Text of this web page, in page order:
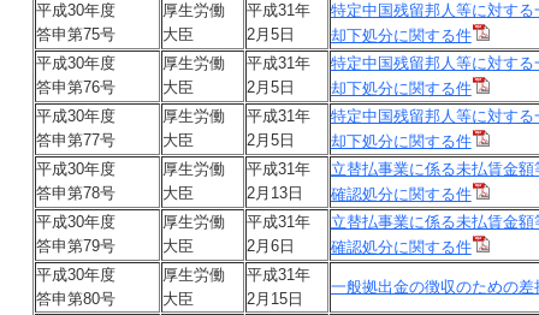
平成30年度
答申第75号
厚生労働
大臣
平成31年
2月5日
特定中国残留邦人等に対す
却下処分に関する件
平成30年度
答申第76号
厚生労働
大臣
平成31年
2月5日
特定中国残留邦人等に対す
却下処分に関する件
平成30年度
答申第77号
厚生労働
大臣
平成31年
2月5日
特定中国残留邦人等に対す
却下処分に関する件
平成30年度
答申第78号
厚生労働
大臣
平成31年
2月13日
立替払事業に係る未払賃金額
確認処分に関する件
平成30年度
答申第79号
厚生労働
大臣
平成31年
2月6日
立替払事業に係る未払賃金額
確認処分に関する件
平成30年度
答申第80号
厚生労働
大臣
平成31年
2月15日
一般拠出金の徴収のための